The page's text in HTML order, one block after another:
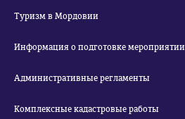
Туризм в Мордовии
Информация о подготовке мероприятии
Административные регламенты
Комплексные кадастровые работы